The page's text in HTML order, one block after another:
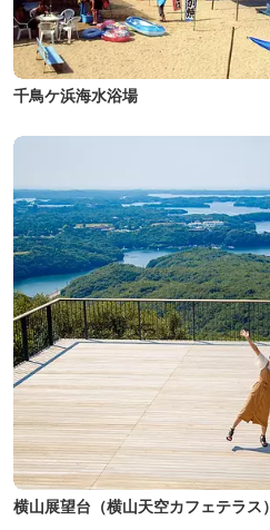
千鳥ケ浜海水浴場
横山展望台（横山天空カフェテラス）